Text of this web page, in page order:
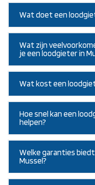
Wat doet een
Wat zijn
je een loodgieter in
Wat kost een
Hoe snel kan een
helpen?
Welke garanties
Mussel?